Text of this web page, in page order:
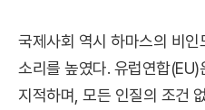
국제사회 역시 하마스의 비
소리를 높였다. 유럽연합
지적하며, 모든 인질의 조건